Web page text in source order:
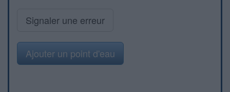
Signaler une erreur
Ajouter un point d'eau